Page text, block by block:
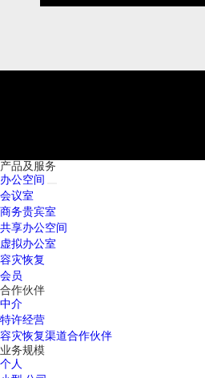
产品及服务
办公空间
会议室
商务贵宾室
共享办公空间
虚拟办公室
容灾恢复
会员
合作伙伴
中介
特许经营
容灾恢复渠道合作伙伴
业务规模
个人